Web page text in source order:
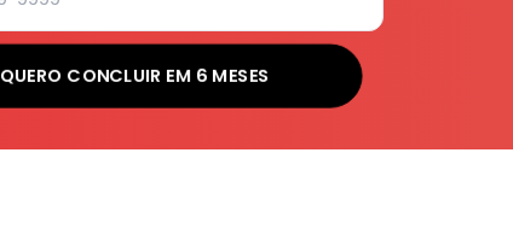
QUERO CONCLUIR EM 6 MESES